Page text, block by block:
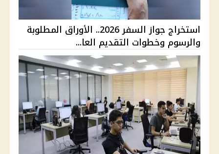
استخراج جواز السفر 2026.. الأوراق المطلوبة
والرسوم وخطوات التقديم العا...